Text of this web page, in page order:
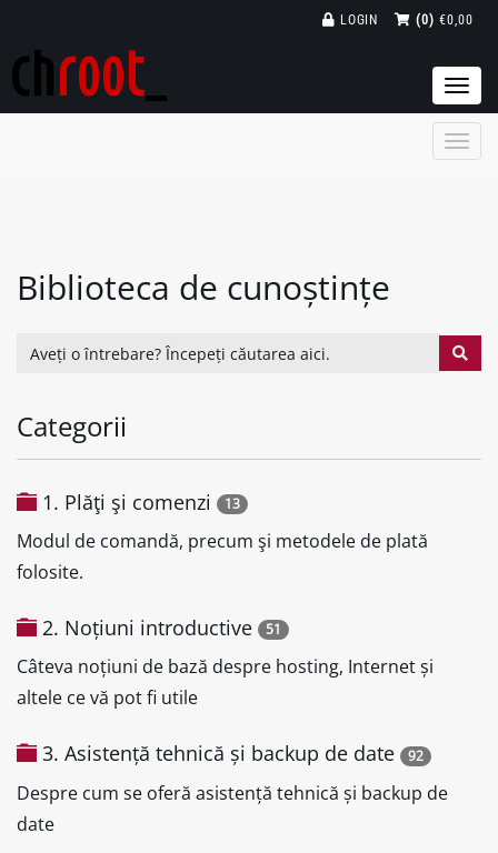
(0) €0,00
LOGIN
Biblioteca de cunoștințe
Categorii
1. Plăţi şi comenzi 13
Modul de comandă, precum şi metodele de plată
folosite.
2. Noțiuni introductive 51
Câteva noțiuni de bază despre hosting, Internet și
altele ce vă pot fi utile
3. Asistență tehnică și backup de date 92
Despre cum se oferă asistență tehnică și backup de
date